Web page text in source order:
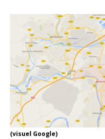
(visuel Google)